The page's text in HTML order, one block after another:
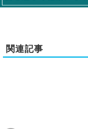
関連記事